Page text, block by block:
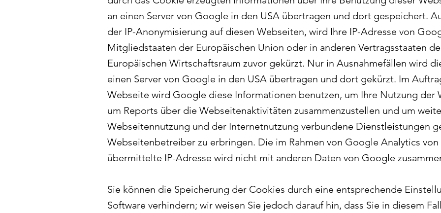
an einen Server von Google in den USA übertragen und dort gespeichert.
der IP-Anonymisierung auf diesen Webseiten, wird Ihre IP-Adresse von
Mitgliedstaaten der Europäischen Union oder in anderen Vertragsstaaten
Europäischen Wirtschaftsraum zuvor gekürzt. Nur in Ausnahmefällen wird
einen Server von Google in den USA übertragen und dort gekürzt. Im
Webseite wird Google diese Informationen benutzen, um Ihre Nutzung der
um Reports über die Webseitenaktivitäten zusammenzustellen und um
Webseitennutzung und der Internetnutzung verbundene Dienstleistungen
Webseitenbetreiber zu erbringen. Die im Rahmen von Google Analytics
übermittelte IP-Adresse wird nicht mit anderen Daten von Google
Sie können die Speicherung der Cookies durch eine entsprechende
Software verhindern; wir weisen Sie jedoch darauf hin, dass Sie in diesem